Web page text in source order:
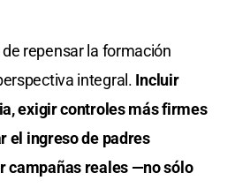
repensar la formación
integral. Incluir
exigir controles más firmes
el ingreso de padres
campañas reales —no sólo